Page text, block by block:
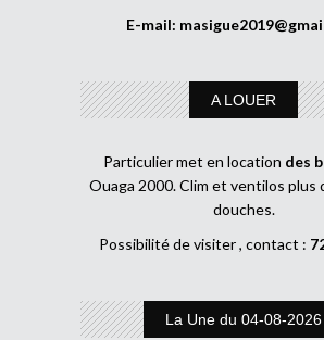
E-mail:
A LOUER
Particulier met en location des
Ouaga 2000. Clim et ventilos plus
douches.
Possibilité de visiter , contact :
La Une du 04-08-2026